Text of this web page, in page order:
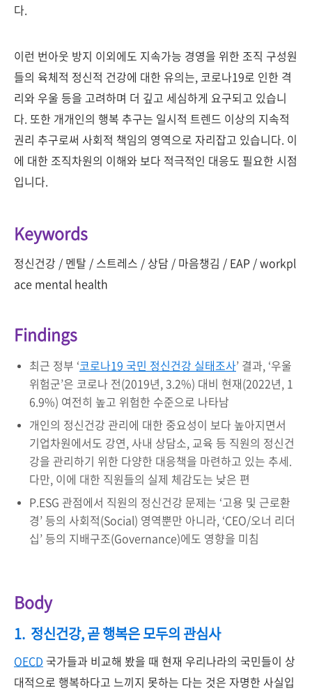
다.
이런 번아웃 방지 이외에도 지속가능 경영을 위한 조직 구성원
들의 육체적 정신적 건강에 대한 유의는, 코로나19로 인한 격
리와 우울 등을 고려하며 더 깊고 세심하게 요구되고 있습니
다. 또한 개개인의 행복 추구는 일시적 트렌드 이상의 지속적
권리 추구로써 사회적 책임의 영역으로 자리잡고 있습니다. 이
에 대한 조직차원의 이해와 보다 적극적인 대응도 필요한 시점
입니다.
Keywords
정신건강 / 멘탈 / 스트레스 / 상담 / 마음챙김 / EAP / workpl
ace mental health
Findings
최근 정부 ‘코로나19 국민 정신건강 실태조사’ 결과, ‘우울
위험군’은 코로나 전(2019년, 3.2%) 대비 현재(2022년, 1
6.9%) 여전히 높고 위험한 수준으로 나타남
개인의 정신건강 관리에 대한 중요성이 보다 높아지면서
기업차원에서도 강연, 사내 상담소, 교육 등 직원의 정신건
강을 관리하기 위한 다양한 대응책을 마련하고 있는 추세.
다만, 이에 대한 직원들의 실제 체감도는 낮은 편
P.ESG 관점에서 직원의 정신건강 문제는 ‘고용 및 근로환
경’ 등의 사회적(Social) 영역뿐만 아니라, ‘CEO/오너 리더
십’ 등의 지배구조(Governance)에도 영향을 미침
Body
1. 정신건강,곧행복은모두의 관심사
OECD 국가들과 비교해 봤을 때 현재 우리나라의 국민들이 상
대적으로 행복하다고 느끼지 못하는 다는 것은 자명한 사실입